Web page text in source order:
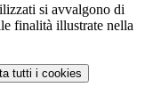
si avvalgono di
finalità illustrate nella
tutti i cookies